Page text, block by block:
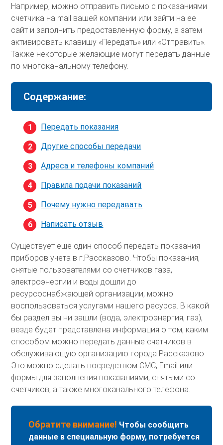
Например, можно отправить письмо с показаниями
счетчика на mail вашей компании или зайти на ее
сайт и заполнить предоставленную форму, а затем
активировать клавишу «Передать» или «Отправить».
Также некоторые желающие могут передать данные
по многоканальному телефону.
Содержание:
Передать показания
Другие способы передачи
Адреса и телефоны компаний
Правила подачи показаний
Почему нужно передавать
Написать отзыв
Существует еще один способ передать показания
приборов учета в г.Рассказово. Чтобы показания,
снятые пользователями со счетчиков газа,
электроэнергии и воды дошли до
ресурсоснабжающей организации, можно
воспользоваться услугами нашего ресурса. В какой
бы раздел вы ни зашли (вода, электроэнергия, газ),
везде будет представлена информация о том, каким
способом можно передать данные счетчиков в
обслуживающую организацию города Рассказово.
Это можно сделать посредством СМС, Email или
формы для заполнения показаниями, снятыми со
счетчиков, а также многоканального телефона.
Обратите внимание! Чтобы сообщить
данные в специальную форму, потребуется